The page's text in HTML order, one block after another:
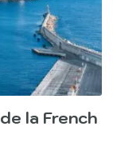
la French